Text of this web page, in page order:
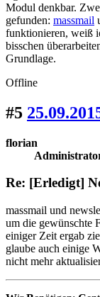
Modul denkbar.
gefunden: massmail
funktionieren, weiß
bisschen
Grundlage.
Offline
#5
florian
Re: [Erledigt]
massmail und
um die gewünschte
einiger Zeit ergab
glaube auch einige
nicht mehr